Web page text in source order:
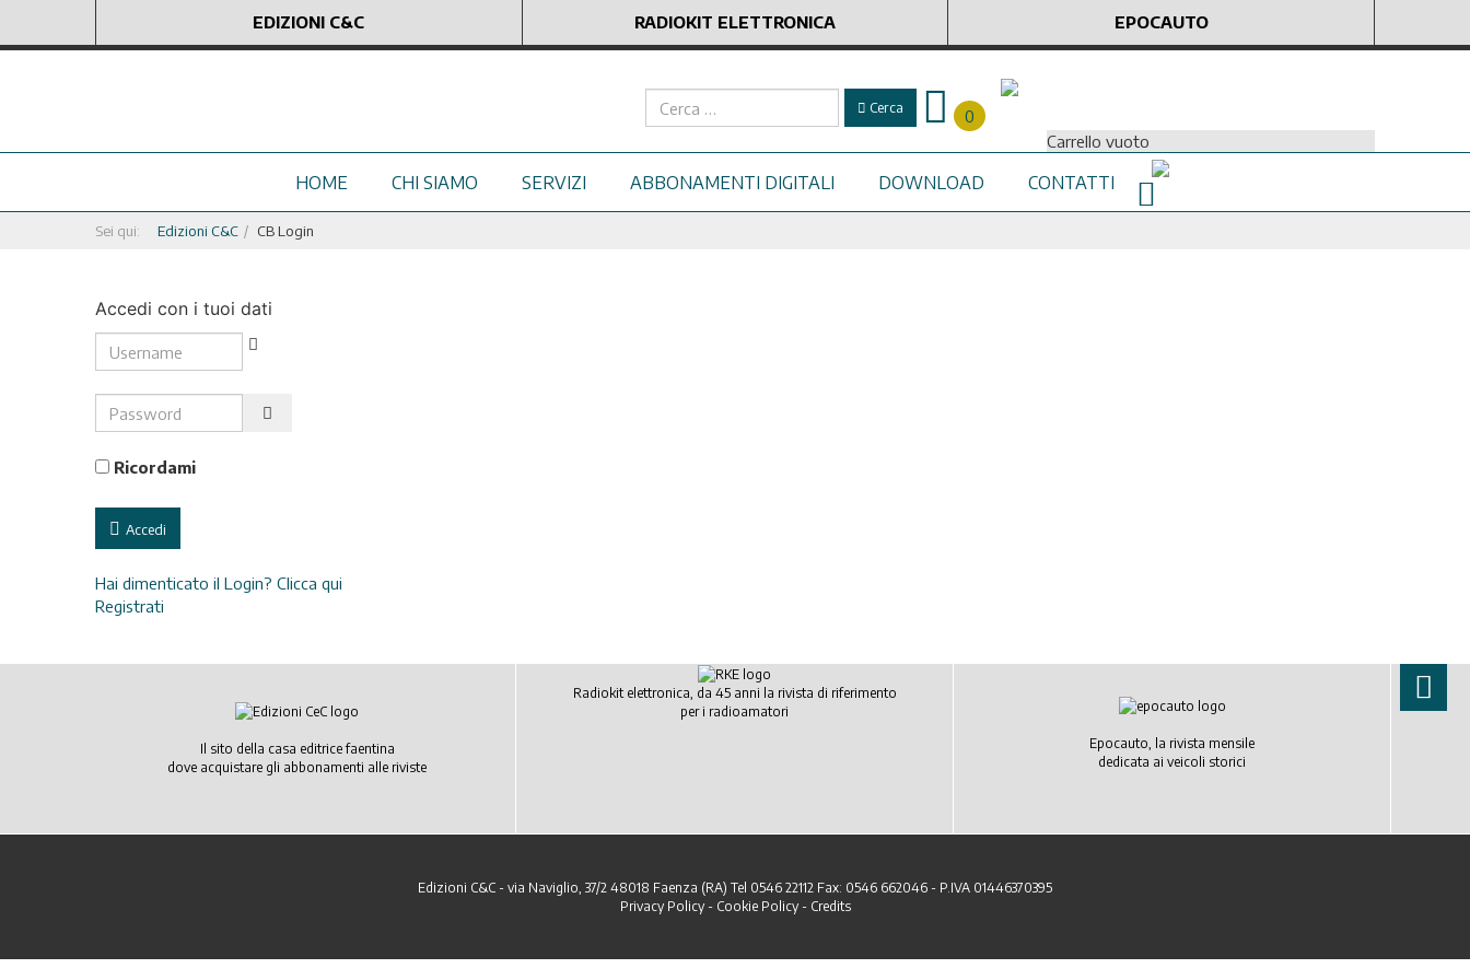
EDIZIONI C&C RADIOKIT ELETTRONICA EPOCAUTO
Cerca Cerca
0
Carrello vuoto
HOME CHI SIAMO SERVIZI ABBONAMENTI DIGITALI DOWNLOAD CONTATTI
Sei qui: Edizioni C&C CB Login
Accedi con i tuoi dati
Username
Password
Ricordami
Accedi
Hai dimenticato il Login? Clicca qui
Registrati
Il sito della casa editrice faentina
dove acquistare gli abbonamenti alle riviste
Radiokit elettronica, da 45 anni la rivista di riferimento
per i radioamatori
Epocauto, la rivista mensile
dedicata ai veicoli storici
Edizioni C&C - via Naviglio, 37/2 48018 Faenza (RA) Tel 0546 22112 Fax: 0546 662046 - P.IVA 01446370395
Privacy Policy- Cookie Policy- Credits